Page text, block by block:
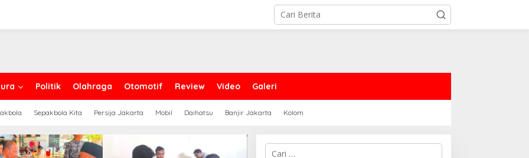
Politik Olahraga Otomotif Review Video Galeri
Sepakbola Kita Persija Jakarta Mobil Daihatsu Banjir Jakarta Kolom
Cari